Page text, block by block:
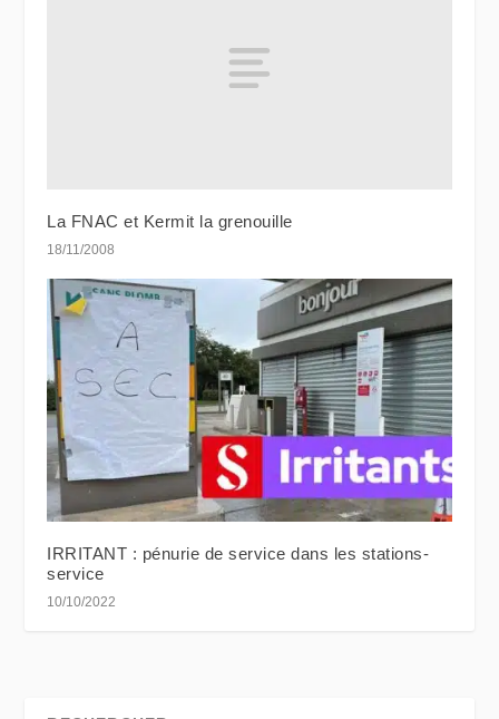
La FNAC et Kermit la grenouille
18/11/2008
IRRITANT : pénurie de service dans les stations-
service
10/10/2022